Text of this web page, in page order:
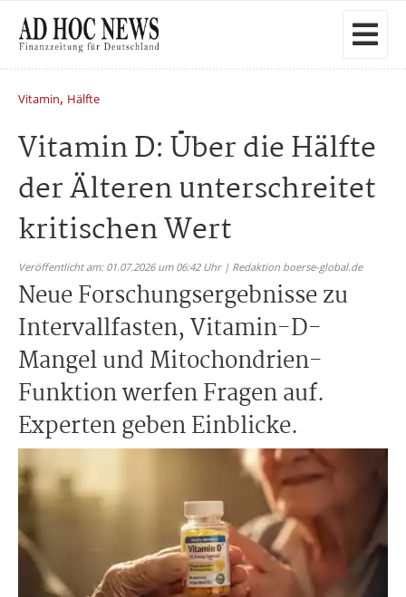
Vitamin, Hälfte
Vitamin D: Über die Hälfte
der Älteren unterschreitet
kritischen Wert
Veröffentlicht am: 01.07.2026 um 06:42 Uhr | Redaktion boerse-global.de
Neue Forschungsergebnisse zu
Intervallfasten, Vitamin-D-
Mangel und Mitochondrien-
Funktion werfen Fragen auf.
Experten geben Einblicke.